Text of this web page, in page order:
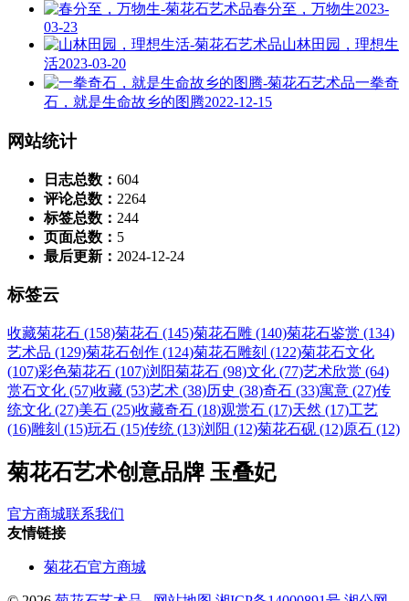
春分至，万物生2023-
03-23
山林田园，理想生
活2023-03-20
一拳奇
石，就是生命故乡的图腾2022-12-15
网站统计
日志总数： 604
评论总数： 2264
标签总数： 244
页面总数： 5
最后更新： 2024-12-24
标签云
收藏菊花石 (158)菊花石 (145)菊花石雕 (140)菊花石鉴赏 (134)
艺术品 (129)菊花石创作 (124)菊花石雕刻 (122)菊花石文化
(107)彩色菊花石 (107)浏阳菊花石 (98)文化 (77)艺术欣赏 (64)
赏石文化 (57)收藏 (53)艺术 (38)历史 (38)奇石 (33)寓意 (27)传
统文化 (27)美石 (25)收藏奇石 (18)观赏石 (17)天然 (17)工艺
(16)雕刻 (15)玩石 (15)传统 (13)浏阳 (12)菊花石砚 (12)原石 (12)
菊花石艺术创意品牌 玉叠妃
官方商城联系我们
友情链接
菊花石官方商城